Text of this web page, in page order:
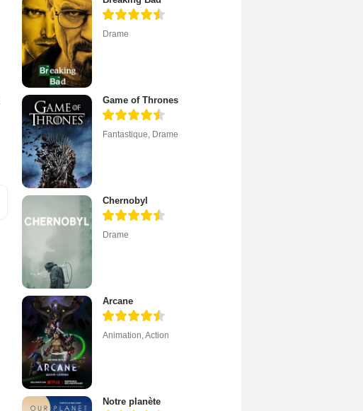
Drame
Game of Thrones
Fantastique, Drame
Chernobyl
Drame
Arcane
Animation,Action
Notre planète